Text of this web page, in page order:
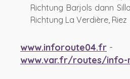
Richtung Barjols dann
Richtung La Verdière, Riez
www.inforoute04.fr -
www.var.fr/routes/info-